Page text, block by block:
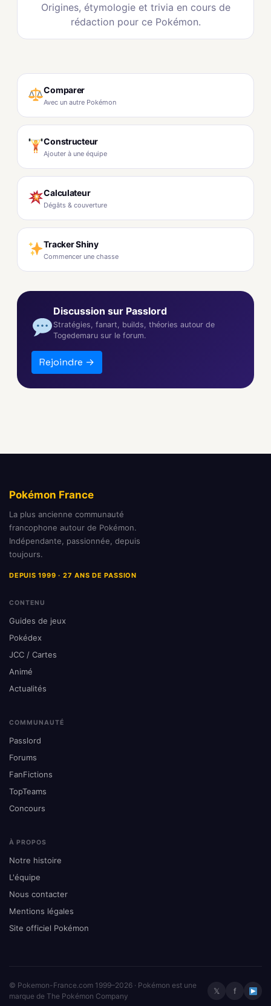
Origines, étymologie et trivia en cours de
rédaction pour ce Pokémon.
Comparer
Avec un autre Pokémon
Constructeur
Ajouter à une équipe
Calculateur
Dégâts & couverture
Tracker Shiny
Commencer une chasse
Discussion sur Passlord
Stratégies, fanart, builds, théories autour de
Togedemaru sur le forum.
Rejoindre →
Pokémon France
La plus ancienne communauté
francophone autour de Pokémon.
Indépendante, passionnée, depuis
toujours.
DEPUIS 1999 · 27 ANS DE PASSION
CONTENU
Guides de jeux
Pokédex
JCC / Cartes
Animé
Actualités
COMMUNAUTÉ
Passlord
Forums
FanFictions
TopTeams
Concours
À PROPOS
Notre histoire
L'équipe
Nous contacter
Mentions légales
Site officiel Pokémon
© Pokemon-France.com 1999–2026 · Pokémon est une
marque de The Pokémon Company
𝕏 f